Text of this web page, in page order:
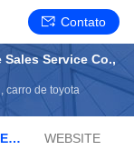
Contato
Service Co.,
carro de toyota
LISTA DE REPRODUÇÃO WEBSITE